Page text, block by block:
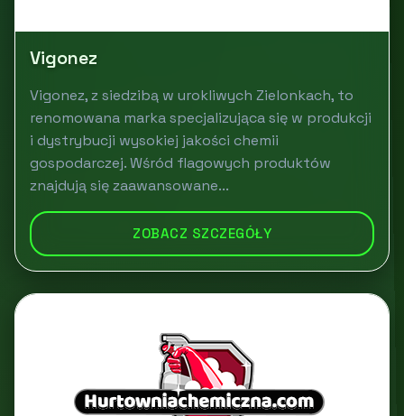
Vigonez
Vigonez, z siedzibą w urokliwych Zielonkach, to
renomowana marka specjalizująca się w produkcji
i dystrybucji wysokiej jakości chemii
gospodarczej. Wśród flagowych produktów
znajdują się zaawansowane...
ZOBACZ SZCZEGÓŁY